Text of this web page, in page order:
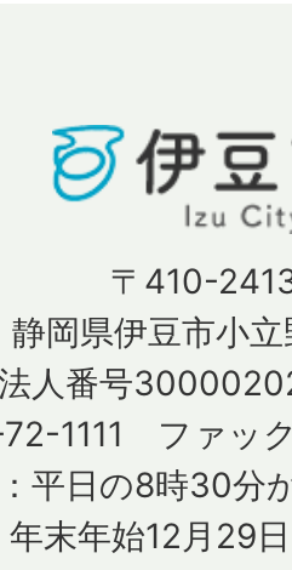
〒410-
静岡県伊豆市小
法人番号
1111 ファッ
平日の8時30分
年末年始12月29